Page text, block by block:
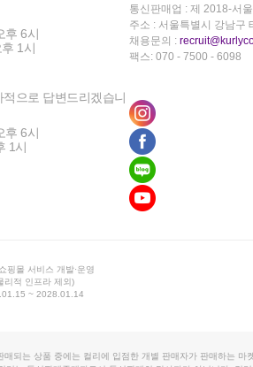
후 6시
1시
으로 답변드리겠습니
후 6시
1시
통신판매업 : 제 2018-서
주소 : 서울특별시 강남구
채용문의 :
팩스: 070 - 7500 - 6098
핑몰 서비스 개발·운영
리적 인프라 제외)
~ 2028.01.14
매되는 상품 중에는 컬리에 입점한 개별 판매자가 판매하는 마